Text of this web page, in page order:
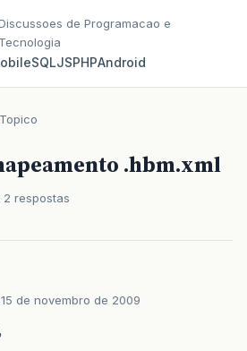
de Programacao e
Tecnologia
SQLJSPHPAndroid
Topico
.hbm.xml
2 respostas
15 de novembro de 2009